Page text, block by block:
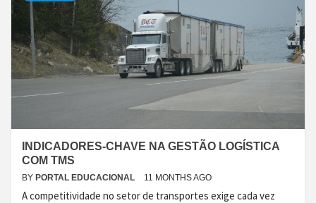
INDICADORES-CHAVE NA GESTÃO LOGÍSTICA
COM TMS
BY PORTAL EDUCACIONAL 11 MONTHS AGO
A competitividade no setor de transportes exige cada vez